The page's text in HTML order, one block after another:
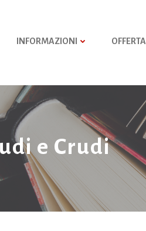
INFORMAZIONI OFFERTA
e Crudi